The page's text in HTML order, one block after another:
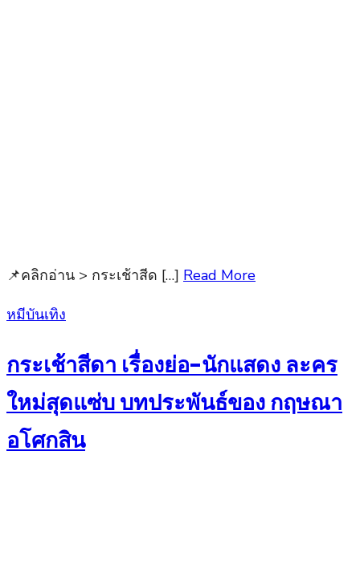
📌คลิกอ่าน > กระเช้าสีด […] Read More
Posted
หมีบันเทิง
กระเช้าสีดา เรื่องย่อ-นักแสดง ละคร
ใหม่สุดแซ่บ บทประพันธ์ของ กฤษณา
อโศกสิน